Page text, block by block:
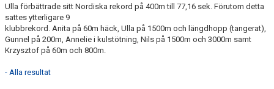
Ulla förbättrade sitt Nordiska rekord på 400m till 77,16 sek. Förutom detta
sattes ytterligare 9
klubbrekord. Anita på 60m häck, Ulla på 1500m och längdhopp (tangerat),
Gunnel på 200m, Annelie i kulstötning, Nils på 1500m och 3000m samt
Krzysztof på 60m och 800m.
- Alla resultat